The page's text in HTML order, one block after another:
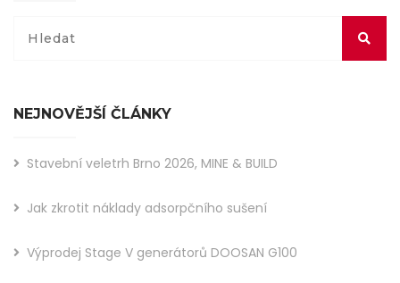
NEJNOVĚJŠÍ ČLÁNKY
Stavební veletrh Brno 2026, MINE & BUILD
Jak zkrotit náklady adsorpčního sušení
Výprodej Stage V generátorů DOOSAN G100